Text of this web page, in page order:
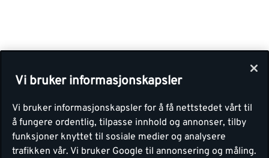
Vi bruker informasjonskapsler
Vi bruker informasjonskapsler for å få nettstedet vårt til
å fungere ordentlig, tilpasse innhold og annonser, tilby
funksjoner knyttet til sosiale medier og analysere
trafikken vår. Vi bruker Google til annonsering og måling.